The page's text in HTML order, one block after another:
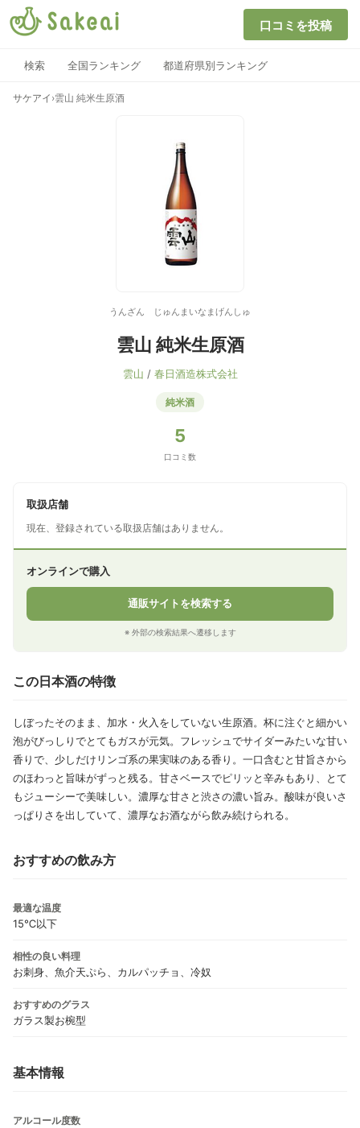
口コミを投稿
検索 全国ランキング 都道府県別ランキング
サケアイ ›雲山 純米生原酒
うんざん じゅんまいなまげんしゅ
雲山 純米生原酒
雲山 / 春日酒造株式会社
純米酒
5
口コミ数
取扱店舗
現在、登録されている取扱店舗はありません。
オンラインで購入
通販サイトを検索する
※ 外部の検索結果へ遷移します
この日本酒の特徴
しぼったそのまま、加水・火入をしていない生原酒。杯に注ぐと細かい
泡がびっしりでとてもガスが元気。フレッシュでサイダーみたいな甘い
香りで、少しだけリンゴ系の果実味のある香り。一口含むと甘旨さから
のほわっと旨味がずっと残る。甘さベースでピリッと辛みもあり、とて
もジューシーで美味しい。濃厚な甘さと渋さの濃い旨み。酸味が良いさ
っぱりさを出していて、濃厚なお酒ながら飲み続けられる。
おすすめの飲み方
最適な温度
15℃以下
相性の良い料理
お刺身、魚介天ぷら、カルパッチョ、冷奴
おすすめのグラス
ガラス製お椀型
基本情報
アルコール度数